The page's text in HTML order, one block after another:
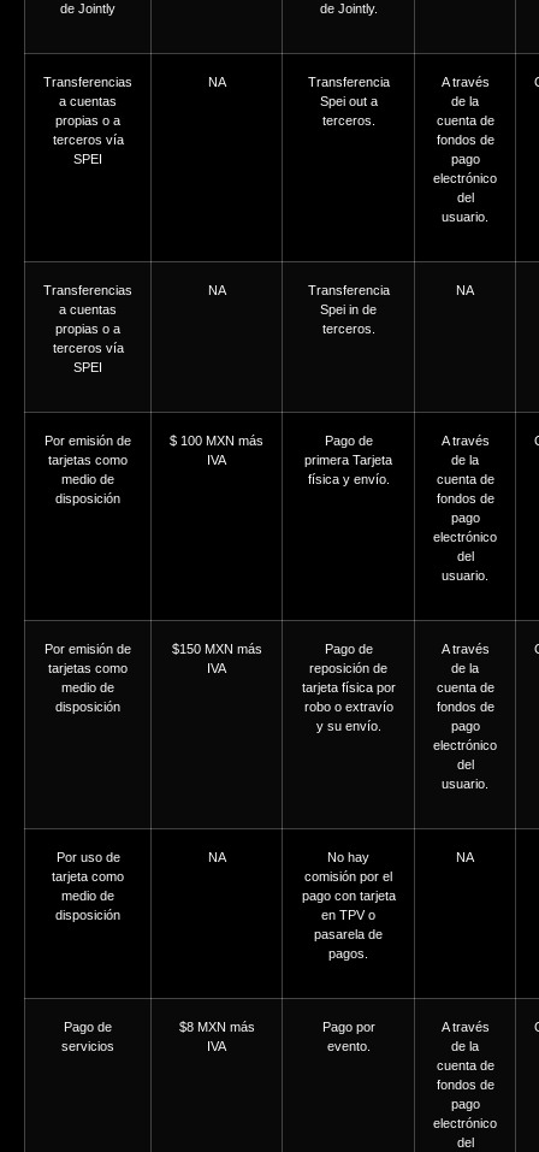
de Jointly
de Jointly.
Transferencias
a cuentas
propias o a
terceros vía
SPEI
NA
Transferencia
Spei out a
terceros.
A través
de la
cuenta de
fondos de
pago
electrónico
del
usuario.
Transferencias
a cuentas
propias o a
terceros vía
SPEI
NA
Transferencia
Spei in de
terceros.
NA
Por emisión de
tarjetas como
medio de
disposición
$ 100 MXN más
IVA
Pago de
primera Tarjeta
física y envío.
A través
de la
cuenta de
fondos de
pago
electrónico
del
usuario.
Por emisión de
tarjetas como
medio de
disposición
$150 MXN más
IVA
Pago de
reposición de
tarjeta física por
robo o extravío
y su envío.
A través
de la
cuenta de
fondos de
pago
electrónico
del
usuario.
Por uso de
tarjeta como
medio de
disposición
NA
No hay
comisión por el
pago con tarjeta
en TPV o
pasarela de
pagos.
NA
Pago de
servicios
$8 MXN más
IVA
Pago por
evento.
A través
de la
cuenta de
fondos de
pago
electrónico
del